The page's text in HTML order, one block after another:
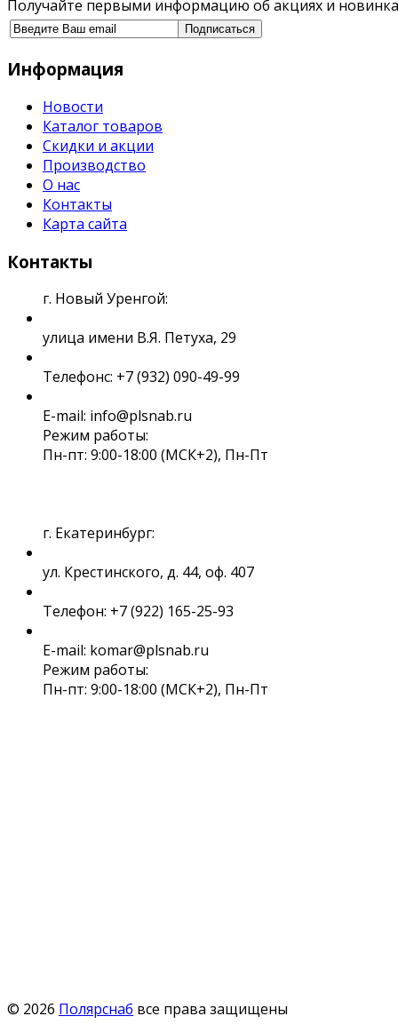
Получайте первыми информацию об акциях и
Информация
Новости
Каталог товаров
Скидки и акции
Производство
О нас
Контакты
Карта сайта
Контакты
г. Новый Уренгой:
улица имени В.Я. Петуха, 29
Телефонс: +7 (932) 090-49-99
E-mail: info@plsnab.ru
Режим работы:
Пн-пт: 9:00-18:00 (МСК+2), Пн-Пт
г. Екатеринбург:
ул. Крестинского, д. 44, оф. 407
Телефон: +7 (922) 165-25-93
E-mail: komar@plsnab.ru
Режим работы:
Пн-пт: 9:00-18:00 (МСК+2), Пн-Пт
© 2026 Полярснаб все права защищены